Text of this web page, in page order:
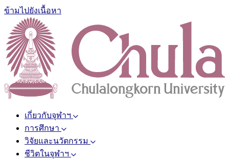
ข้ามไปยังเนื้อหา
เกี่ยวกับจุฬาฯ
การศึกษา
วิจัยและนวัตกรรม
ชีวิตในจุฬาฯ